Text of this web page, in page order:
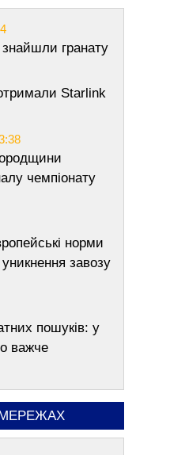
гранату
Starlink
чемпіонату
норми
завозу
пошуків: у
важче